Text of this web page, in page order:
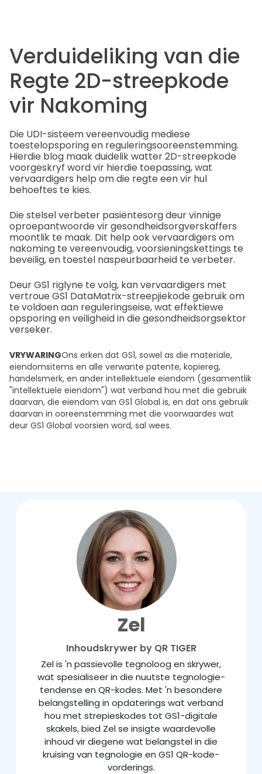
Verduideliking van die
Regte 2D-streepkode
vir Nakoming
Die UDI-sisteem vereenvoudig mediese
toestelopsporing en reguleringsooreenstemming.
Hierdie blog maak duidelik watter 2D-streepkode
voorgeskryf word vir hierdie toepassing, wat
vervaardigers help om die regte een vir hul
behoeftes te kies.
Die stelsel verbeter pasiëntesorg deur vinnige
oproepantwoorde vir gesondheidsorgverskaffers
moontlik te maak. Dit help ook vervaardigers om
nakoming te vereenvoudig, voorsieningskettings te
beveilig, en toestel naspeurbaarheid te verbeter.
Deur GS1 riglyne te volg, kan vervaardigers met
vertroue GS1 DataMatrix-streepjiekode gebruik om
te voldoen aan reguleringseise, wat effektiewe
opsporing en veiligheid in die gesondheidsorgsektor
verseker.
VRYWARINGOns erken dat GS1, sowel as die materiale,
eiendomsitems en alle verwante patente, kopiereg,
handelsmerk, en ander intellektuele eiendom (gesamentlik
"intellektuele eiendom") wat verband hou met die gebruik
daarvan, die eiendom van GS1 Global is, en dat ons gebruik
daarvan in ooreenstemming met die voorwaardes wat
deur GS1 Global voorsien word, sal wees.
Zel
Inhoudskrywer by QR TIGER
Zel is 'n passievolle tegnoloog en skrywer,
wat spesialiseer in die nuutste tegnologie-
tendense en QR-kodes. Met 'n besondere
belangstelling in opdaterings wat verband
hou met strepieskodes tot GS1-digitale
skakels, bied Zel se insigte waardevolle
inhoud vir diegene wat belangstel in die
kruising van tegnologie en GS1 QR-kode-
vorderings.